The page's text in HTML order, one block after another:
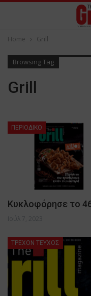
Home Grill
Browsing Tag
Grill
ΠΕΡΙΟΔΙΚΟ
Κυκλοφόρησε το
Ιούλ 7, 2023
ΤΡΈΧΟΝ ΤΕΎΧΟΣ